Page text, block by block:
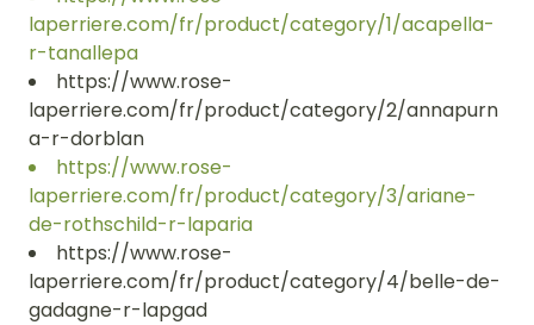
laperriere.com/fr/product/category/1/acapella-
r-tanallepa
https://www.rose-
laperriere.com/fr/product/category/2/annapurn
a-r-dorblan
https://www.rose-
laperriere.com/fr/product/category/3/ariane-
de-rothschild-r-laparia
https://www.rose-
laperriere.com/fr/product/category/4/belle-de-
gadagne-r-lapgad